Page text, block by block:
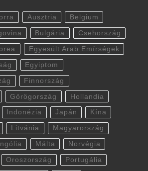
Ausztria Belgium
Bulgária Csehország
Egyesült Arab Emírségek
Egyiptom
Finnország
Görögország Hollandia
Indonézia Japán Kína
Litvánia Magyarország
Málta Norvégia
Oroszország Portugália